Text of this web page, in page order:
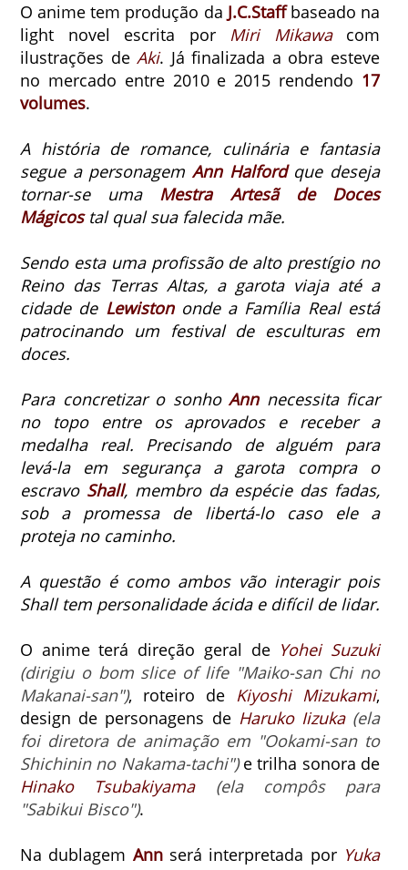
O anime tem produção da J.C.Staffbaseado na
light novel escrita por Miri Mikawacom
ilustrações deAki. Já finalizada a obra esteve
no mercado entre 2010 e 2015 rendendo 17
volumes.
A história de romance, culinária e fantasia
segue a personagemAnn Halfordque deseja
tornar-se uma Mestra Artesã de Doces
Mágicos tal qual sua falecida mãe.
Sendo esta uma profissão de alto prestígio no
Reino das Terras Altas, a garota viaja até a
cidade de Lewistononde a Família Real está
patrocinando um festival de esculturas em
doces.
Para concretizar o sonhoAnnnecessita ficar
no topo entre os aprovados e receber a
medalha real. Precisando de alguém para
levá-la em segurança a garota compra o
escravo Shall, membro da espécie das fadas,
sob a promessa de libertá-lo caso ele a
proteja no caminho.
A questão é como ambos vão interagir pois
Shall tem personalidade ácida e difícil de lidar.
O anime terá direção geral de Yohei Suzuki
(dirigiu o bom slice of life "Maiko-san Chi no
Makanai-san"), roteiro de Kiyoshi Mizukami,
design de personagens de Haruko Iizuka (ela
foi diretora de animação em "Ookami-san to
Shichinin no Nakama-tachi")e trilha sonora de
Hinako Tsubakiyama
(ela compôs para
"Sabikui Bisco").
Na dublagem Annserá interpretada por Yuka